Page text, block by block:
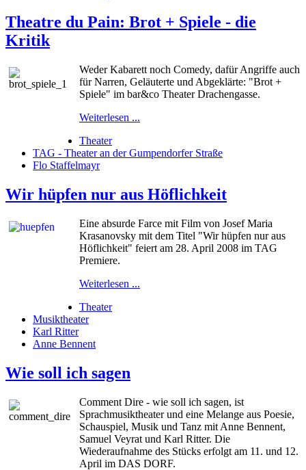
Theatre du Pain: Brot + Spiele - die
Kritik
Weder Kabarett noch Comedy, dafür Angriffe auch
für Narren, Geläuterte und Abgeklärte: "Brot +
Spiele" im bar&co Theater Drachengasse.
Weiterlesen ...
Theater
TAG - Theater an der Gumpendorfer Straße
Flo Staffelmayr
Wir hüpfen nur aus Höflichkeit
Eine absurde Farce mit Film von Josef Maria
Krasanovsky mit dem Titel "Wir hüpfen nur aus
Höflichkeit" feiert am 28. April 2008 im TAG
Premiere.
Weiterlesen ...
Theater
Musiktheater
Karl Ritter
Anne Bennent
Wie soll ich sagen
Comment Dire - wie soll ich sagen, ist
Sprachmusiktheater und eine Melange aus Poesie,
Schauspiel, Musik und Tanz mit Anne Bennent,
Samuel Veyrat und Karl Ritter. Die
Wiederaufnahme des Stücks erfolgt am 11. und 12.
April im DAS DORF.